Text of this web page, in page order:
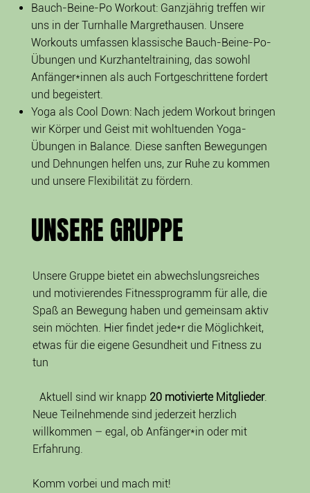
Bauch-Beine-Po Workout: Ganzjährig treffen wir
uns in der Turnhalle Margrethausen. Unsere
Workouts umfassen klassische Bauch-Beine-Po-
Übungen und Kurzhanteltraining, das sowohl
Anfänger*innen als auch Fortgeschrittene fordert
und begeistert.
Yoga als Cool Down: Nach jedem Workout bringen
wir Körper und Geist mit wohltuenden Yoga-
Übungen in Balance. Diese sanften Bewegungen
und Dehnungen helfen uns, zur Ruhe zu kommen
und unsere Flexibilität zu fördern.
UNSERE GRUPPE
Unsere Gruppe bietet ein abwechslungsreiches
und motivierendes Fitnessprogramm für alle, die
Spaß an Bewegung haben und gemeinsam aktiv
sein möchten. Hier findet jede*r die Möglichkeit,
etwas für die eigene Gesundheit und Fitness zu
tun
Aktuell sind wir knapp 20 motivierte Mitglieder.
Neue Teilnehmende sind jederzeit herzlich
willkommen – egal, ob Anfänger*in oder mit
Erfahrung.
Komm vorbei und mach mit!